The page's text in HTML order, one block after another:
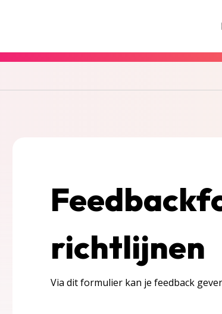
richtlijnen
Via dit formulier kan je feedback